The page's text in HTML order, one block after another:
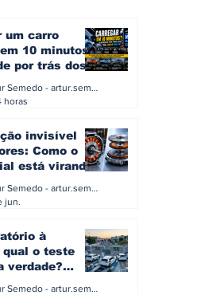
um carro
10 minutos?
por trás dos
Artur Semedo - artur.semedo@publiracing.pt
horas
invisível
Como o
está virando
Artur Semedo - artur.semedo@publiracing.pt
jun.
à
qual o teste
verdade?
Artur Semedo - artur.semedo@publiracing.pt